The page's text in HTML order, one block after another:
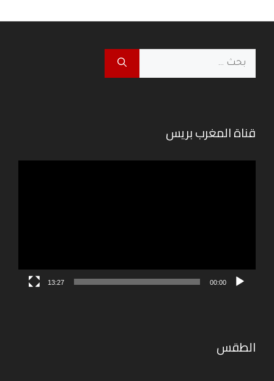
البحث
قناة المغرب بريس
00:00
13:27
الطقس